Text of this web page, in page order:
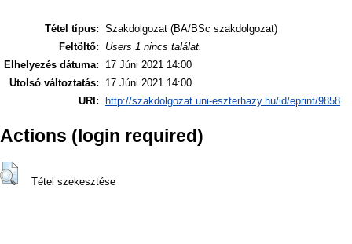
Tétel típus: Szakdolgozat (BA/BSc szakdolgozat)
Feltöltő:
Users 1 nincs találat.
Elhelyezés dátuma:
17 Júni 2021 14:00
Utolsó változtatás:
17 Júni 2021 14:00
URI:
http://szakdolgozat.uni-eszterhazy.hu/id/eprint/9858
Actions (login required)
Tétel szekesztése